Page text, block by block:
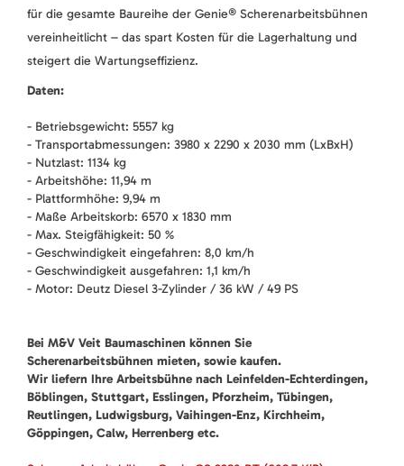
für die gesamte Baureihe der Genie® Scherenarbeitsbühnen
vereinheitlicht – das spart Kosten für die Lagerhaltung und
steigert die Wartungseffizienz.
Daten:
- Betriebsgewicht: 5557 kg
- Transportabmessungen: 3980 x 2290 x 2030 mm (LxBxH)
- Nutzlast: 1134 kg
- Arbeitshöhe: 11,94 m
- Plattformhöhe: 9,94 m
- Maße Arbeitskorb: 6570 x 1830 mm
- Max. Steigfähigkeit: 50 %
- Geschwindigkeit eingefahren: 8,0 km/h
- Geschwindigkeit ausgefahren: 1,1 km/h
- Motor: Deutz Diesel 3-Zylinder / 36 kW / 49 PS
Bei M&V Veit Baumaschinen können Sie
Scherenarbeitsbühnen mieten, sowie kaufen.
Wir liefern Ihre Arbeitsbühne nach Leinfelden-Echterdingen,
Böblingen, Stuttgart, Esslingen, Pforzheim, Tübingen,
Reutlingen, Ludwigsburg, Vaihingen-Enz, Kirchheim,
Göppingen, Calw, Herrenberg etc.